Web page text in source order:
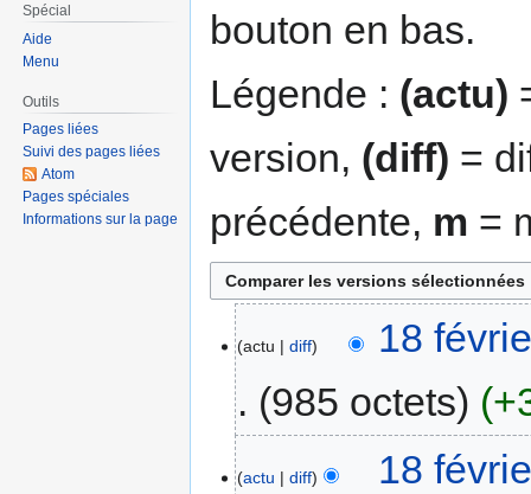
bouton en bas.
Légende : (actu)
version, (diff) =
précédente, m =
actu diff
18
985 octets
actu diff
18
Spécial
Aide
Menu
Outils
Pages liées
Suivi des pages liées
Atom
Pages spéciales
Informations sur la page